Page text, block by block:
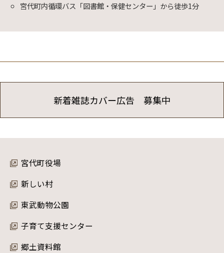
宮代町内循環バス「図書館・保健センター」から徒歩1分
新着雑誌カバー広告 募集中
宮代町役場
新しい村
東武動物公園
子育て支援センター
郷土資料館